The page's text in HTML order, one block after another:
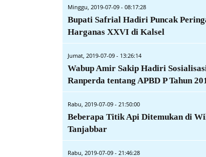
Minggu, 2019-07-09 - 08:17:28
Bupati Safrial Hadiri Puncak
Harganas XXVI di Kalsel
Jumat, 2019-07-09 - 13:26:14
Wabup Amir Sakip Hadiri
Ranperda tentang APBD P Tahun
Rabu, 2019-07-09 - 21:50:00
Beberapa Titik Api Ditemukan di
Tanjabbar
Rabu, 2019-07-09 - 21:46:28